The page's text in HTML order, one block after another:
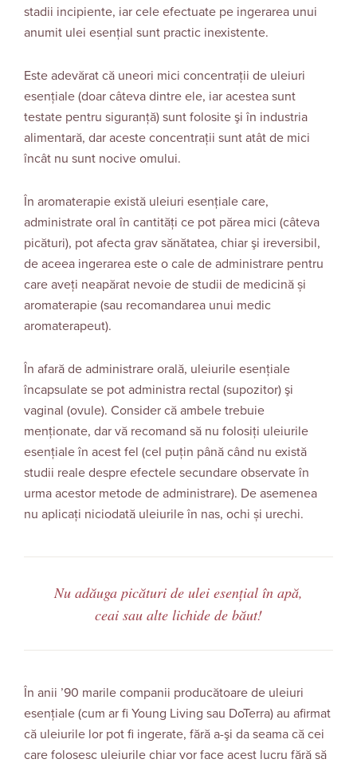
stadii incipiente, iar cele efectuate pe ingerarea unui
anumit ulei esenţial sunt practic inexistente.
Este adevărat că uneori mici concentraţii de uleiuri
esenţiale (doar câteva dintre ele, iar acestea sunt
testate pentru siguranţă) sunt folosite şi în industria
alimentară, dar aceste concentraţii sunt atât de mici
încât nu sunt nocive omului.
În aromaterapie există uleiuri esenţiale care,
administrate oral în cantităţi ce pot părea mici (câteva
picături), pot afecta grav sănătatea, chiar şi ireversibil,
de aceea ingerarea este o cale de administrare pentru
care aveți neapărat nevoie de studii de medicină și
aromaterapie (sau recomandarea unui medic
aromaterapeut).
În afară de administrare orală, uleiurile esenţiale
încapsulate se pot administra rectal (supozitor) şi
vaginal (ovule). Consider că ambele trebuie
menţionate, dar vă recomand să nu folosiţi uleiurile
esenţiale în acest fel (cel puţin până când nu există
studii reale despre efectele secundare observate în
urma acestor metode de administrare). De asemenea
nu aplicați niciodată uleiurile în nas, ochi și urechi.
Nu adăuga picături de ulei esențial în apă,
ceai sau alte lichide de băut!
În anii ’90 marile companii producătoare de uleiuri
esenţiale (cum ar fi Young Living sau DoTerra) au afirmat
că uleiurile lor pot fi ingerate, fără a-şi da seama că cei
care folosesc uleiurile chiar vor face acest lucru fără să